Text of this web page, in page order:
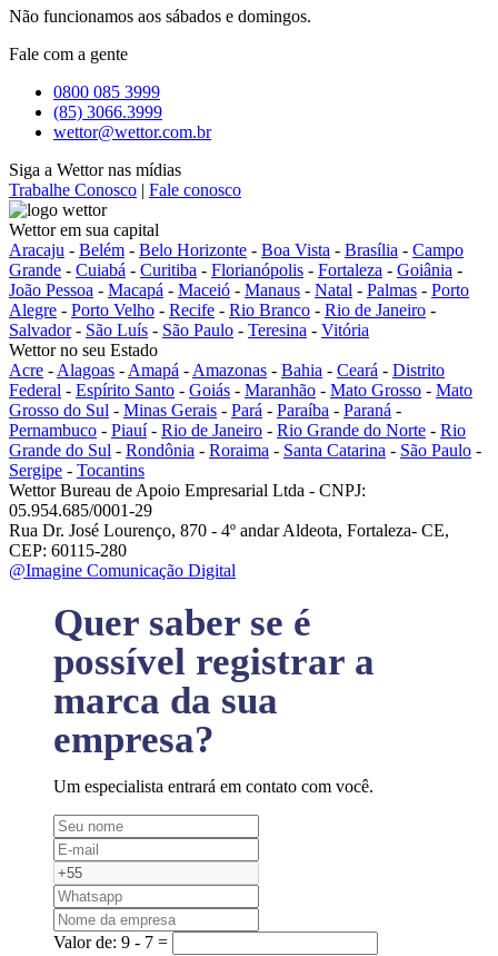
Não funcionamos aos sábados e domingos.
Fale com a gente
0800 085 3999
(85) 3066.3999
wettor@wettor.com.br
Siga a Wettor nas mídias
Trabalhe Conosco | Fale conosco
Wettor em sua capital
Aracaju - Belém - Belo Horizonte - Boa Vista - Brasília - Campo
Grande - Cuiabá - Curitiba - Florianópolis - Fortaleza - Goiânia -
João Pessoa - Macapá - Maceió - Manaus - Natal - Palmas - Porto
Alegre - Porto Velho - Recife - Rio Branco - Rio de Janeiro -
Salvador- São Luís - São Paulo - Teresina - Vitória
Wettor no seu Estado
Acre - Alagoas - Amapá - Amazonas - Bahia - Ceará - Distrito
Federal - Espírito Santo - Goiás - Maranhão - Mato Grosso - Mato
Grosso do Sul - Minas Gerais - Pará - Paraíba - Paraná -
Pernambuco - Piauí- Rio de Janeiro - Rio Grande do Norte - Rio
Grande do Sul - Rondônia - Roraima - Santa Catarina - São Paulo -
Sergipe - Tocantins
Wettor Bureau de Apoio Empresarial Ltda - CNPJ:
05.954.685/0001-29
Rua Dr. José Lourenço, 870 - 4º andar Aldeota, Fortaleza- CE,
CEP: 60115-280
@Imagine Comunicação Digital
Quer saber se é
possível registrar a
marca da sua
empresa?
Um especialista entrará em contato com você.
Valor de: 9 - 7 =